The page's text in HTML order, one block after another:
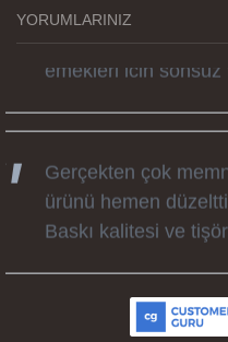
YORUMLARINIZ
günü hediyesi oldu.
Gerçekten çok
ürünü hemen
Baskı kalitesi ve
Kumaş kalitesi ve